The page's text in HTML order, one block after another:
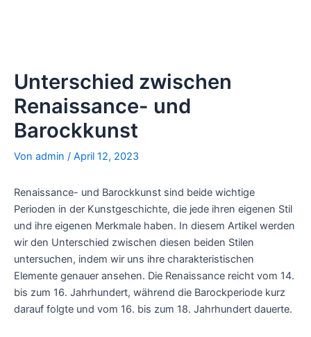
Unterschied zwischen
Renaissance- und
Barockkunst
Von admin / April 12, 2023
Renaissance- und Barockkunst sind beide wichtige
Perioden in der Kunstgeschichte, die jede ihren eigenen Stil
und ihre eigenen Merkmale haben. In diesem Artikel werden
wir den Unterschied zwischen diesen beiden Stilen
untersuchen, indem wir uns ihre charakteristischen
Elemente genauer ansehen. Die Renaissance reicht vom 14.
bis zum 16. Jahrhundert, während die Barockperiode kurz
darauf folgte und vom 16. bis zum 18. Jahrhundert dauerte.